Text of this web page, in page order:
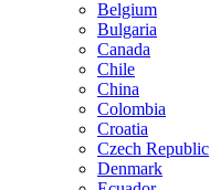
Belgium
Bulgaria
Canada
Chile
China
Colombia
Croatia
Czech Republic
Denmark